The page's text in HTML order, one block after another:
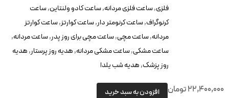
فلزی,ساعت فلزی مردانه,ساعت کادو ولنتاین,ساعت
کرنوگراف,ساعت کرنومتر دار,ساعت کوارتز,ساعت کوارتز
مردانه,ساعت مچی,ساعت مچی برای روز پدر,ساعت مردانه,
ساعت مشکی,ساعت مشکی مردانه,هدیه روز پرستار,هدیه
روز پزشک,هدیه شب یلدا
تومان افزودن به سبد خرید